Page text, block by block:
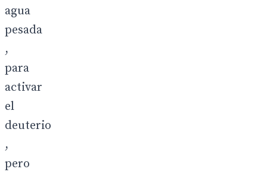
agua
pesada
,
para
activar
el
deuterio
,
pero